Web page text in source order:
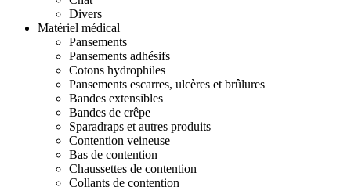
Divers
Matériel médical
Pansements
Pansements adhésifs
Cotons hydrophiles
Pansements escarres, ulcères et brûlures
Bandes extensibles
Bandes de crêpe
Sparadraps et autres produits
Contention veineuse
Bas de contention
Chaussettes de contention
Collants de contention